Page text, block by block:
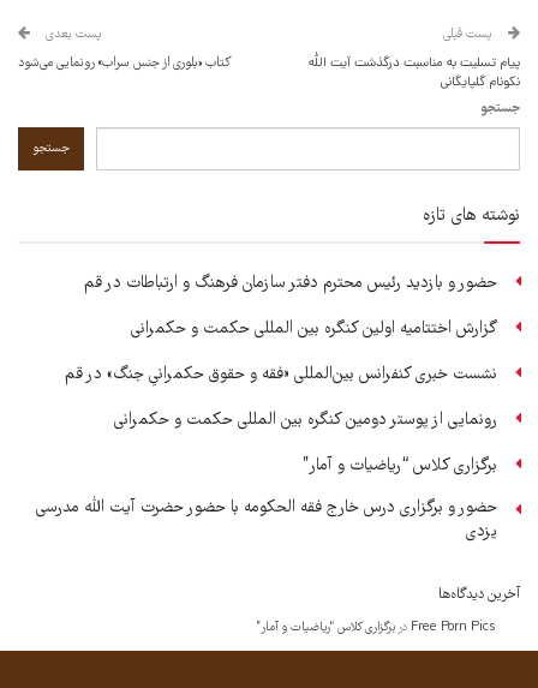
پست قبلی
پیام تسلیت به مناسبت درگذشت آیت الله
نکونام گلپایگانی
پست بعدی
کتاب «بلوری از جنس سراب» رونمایی می‌شود
جستجو
جستجو
نوشته های تازه
حضور و بازدید رئیس محترم دفتر سازمان فرهنگ و ارتباطات در قم
گزارش اختتامیه اولین کنگره بین المللی حکمت و حکمرانی
نشست خبری کنفرانس بین‌المللی «فقه و حقوق حکمرانیِ جنگ» در قم
رونمایی از پوستر دومین کنگره بین المللی حکمت و حکمرانی
برگزاری کلاس “ریاضیات و آمار”
حضور و برگزاری درس خارج فقه الحکومه با حضور حضرت آیت الله مدرسی
یزدی
آخرین دیدگاه‌ها
Free Porn Pics در برگزاری کلاس “ریاضیات و آمار”